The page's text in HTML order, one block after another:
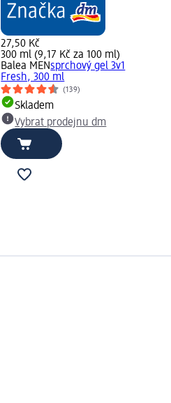
27,50 Kč
300 ml (9,17 Kč za 100 ml)
Balea MENsprchový gel 3v1
Fresh, 300 ml
(139)
Skladem
Vybrat prodejnu dm